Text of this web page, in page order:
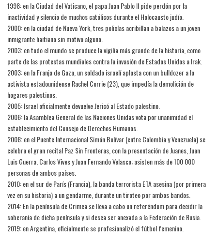
1998: en la Ciudad del Vaticano, el papa Juan Pablo II pide perdón por la
inactividad y silencio de muchos católicos durante el Holocausto judío.
2000: en la ciudad de Nueva York, tres policías acribillan a balazos a un joven
inmigrante haitiano sin motivo alguno.
2003: en todo el mundo se produce la vigilia más grande de la historia, como
parte de las protestas mundiales contra la invasión de Estados Unidos a Irak.
2003: en la Franja de Gaza, un soldado israelí aplasta con un bulldozer a la
activista estadounidense Rachel Corrie (23), que impedía la demolición de
hogares palestinos.
2005: Israel oficialmente devuelve Jericó al Estado palestino.
2006: la Asamblea General de las Naciones Unidas vota por unanimidad el
establecimiento del Consejo de Derechos Humanos.
2008: en el Puente Internacional Simón Bolívar (entre Colombia y Venezuela) se
celebra el gran recital Paz Sin Fronteras, con la presentación de Juanes, Juan
Luis Guerra, Carlos Vives y Juan Fernando Velasco; asisten más de 100 000
personas de ambos países.
2010: en el sur de París (Francia), la banda terrorista ETA asesina (por primera
vez en su historia) a un gendarme, durante un tiroteo por ambos bandos.
2014: En la península de Crimea se lleva a cabo un referéndum para decidir la
soberanía de dicha península y si desea ser anexada a la Federación de Rusia.
2019: en Argentina, oficialmente se profesionalizó el fútbol femenino.